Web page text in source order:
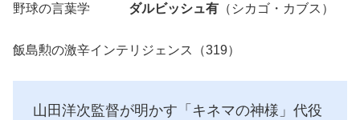
野球の言葉学 ダルビッシュ有 （シカゴ・カブス）
飯島勲の激辛インテリジェンス（319）
山田洋次監督が明かす「キネマの神様」代役